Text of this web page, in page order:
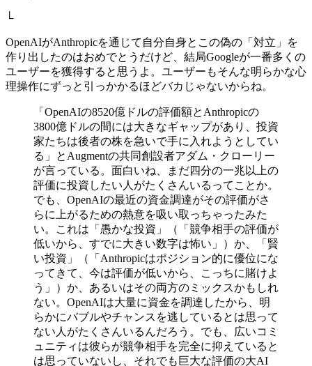
└
OpenAIがAnthropicを通じて自分自身とこの偽の「対立」を
作り出したのはおめでとうだけど、結局Googleが一番多くの
ユーザーを獲得すると思うよ。ユーザーもそんな明らかな心
理操作にずっと引っかかるほどバカじゃないからね。
「OpenAIの8520億ドルの評価額とAnthropicの
3800億ドルの間には大きなギャップがあり、投資
家たちは後者の株を急いで手に入れようとしてい
る」とAugmentの共同創設者アダム・クローリー
が言っている。面白いね、まだ四分の一兆以上の
評価に投資したい人がたくさんいるってことか。
でも、OpenAIの最近の資金調達がその評価がさ
らに上がるための熱意を吸い取っちゃったみた
い。これは「愚かな投資」（「競争相手の評価が
低いから、すでに大きい数字は怖い」）か、「賢
い投資」（「Anthropicはポジション的に優位にな
ってきて、今は評価が低いから、こっちに賭けよ
う」）か、あるいはその両方のミックスかもしれ
ない。OpenAIは大量に資金を調達したから、明
らかにバブルやチャンスを逃しているとは思って
ない人がたくさんいるんだろう。でも、広いコミ
ュニティは彼らが競争相手を完全に抑えていると
は思っていないし、それでも巨大な評価の大AI